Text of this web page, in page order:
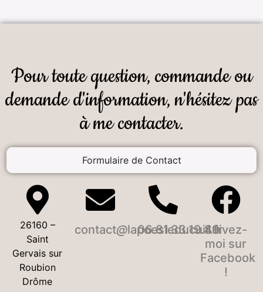
Pour toute question, commande ou
demande d'information, n'hésitez pas
à me contacter.
Formulaire de Contact
26160 –
Saint
Gervais sur
Roubion
Drôme
contact lapoesieducuir fr
06.81.33.19.49Suivez-
moi sur
Facebook
!